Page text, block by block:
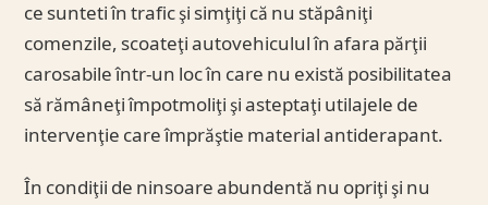
ce sunteti în trafic şi simţiţi că nu stăpâniţi
comenzile, scoateţi autovehiculul în afara părţii
carosabile într-un loc în care nu există posibilitatea
să rămâneţi împotmoliţi şi asteptaţi utilajele de
intervenţie care împrăştie material antiderapant.
În condiţii de ninsoare abundentă nu opriţi şi nu